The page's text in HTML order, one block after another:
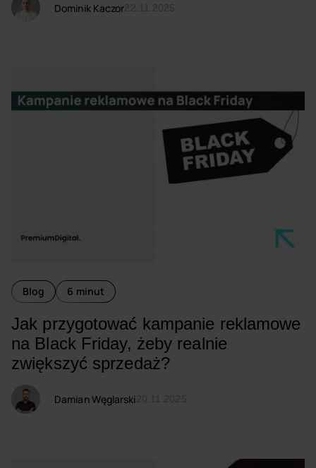
Dominik Kaczor
Blog 6 minut
Jak przygotować kampanie reklamowe
na Black Friday, żeby realnie
zwiększyć sprzedaż?
Damian Węglarski